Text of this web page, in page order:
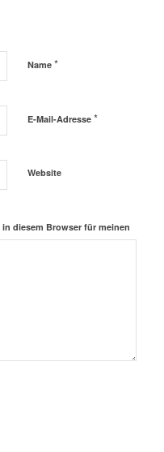
Name *
E-Mail-Adresse *
Website
diesem Browser für meinen